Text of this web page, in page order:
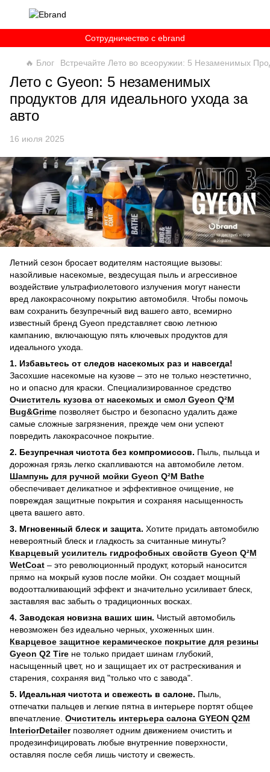
Сотрудничество c ebrand
🔥 Блог Встречайте Лето во всеоружии: 5 Незаменимых
Лето с Gyeon: 5 незаменимых
продуктов для идеального ухода за
авто
16 июля 2025
Летний сезон бросает водителям настоящие вызовы:
назойливые насекомые, вездесущая пыль и агрессивное
воздействие ультрафиолетового излучения могут нанести
вред лакокрасочному покрытию автомобиля. Чтобы помочь
вам сохранить безупречный вид вашего авто, всемирно
известный бренд Gyeon представляет свою летнюю
кампанию, включающую пять ключевых продуктов для
идеального ухода.
1. Избавьтесь от следов насекомых раз и навсегда!
Засохшие насекомые на кузове – это не только неэстетично,
но и опасно для краски. Специализированное средство
Очиститель кузова от насекомых и смол Gyeon Q²M
Bug&Grime позволяет быстро и безопасно удалить даже
самые сложные загрязнения, прежде чем они успеют
повредить лакокрасочное покрытие.
2. Безупречная чистота без компромиссов. Пыль, пыльца и
дорожная грязь легко скапливаются на автомобиле летом.
Шампунь для ручной мойки Gyeon Q²M Bathe
обеспечивает деликатное и эффективное очищение, не
повреждая защитные покрытия и сохраняя насыщенность
цвета вашего авто.
3. Мгновенный блеск и защита. Хотите придать автомобилю
невероятный блеск и гладкость за считанные минуты?
Кварцевый усилитель гидрофобных свойств Gyeon Q²M
WetCoat – это революционный продукт, который наносится
прямо на мокрый кузов после мойки. Он создает мощный
водоотталкивающий эффект и значительно усиливает блеск,
заставляя вас забыть о традиционных восках.
4. Заводская новизна ваших шин. Чистый автомобиль
невозможен без идеально черных, ухоженных шин.
Кварцевое защитное керамическое покрытие для резины
Gyeon Q2 Tire не только придает шинам глубокий,
насыщенный цвет, но и защищает их от растрескивания и
старения, сохраняя вид "только что с завода".
5. Идеальная чистота и свежесть в салоне. Пыль,
отпечатки пальцев и легкие пятна в интерьере портят общее
впечатление. Очиститель интерьера салона GYEON Q2M
InteriorDetailerпозволяет одним движением очистить и
продезинфицировать любые внутренние поверхности,
оставляя после себя лишь чистоту и свежесть.